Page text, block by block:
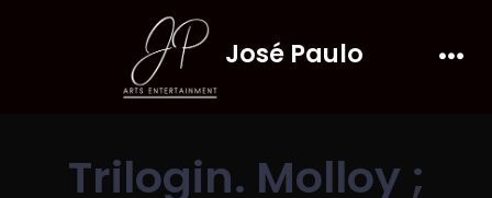
José Paulo
Trilogin. Molloy ;